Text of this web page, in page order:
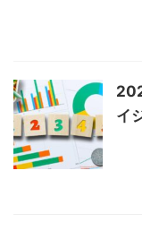
イ